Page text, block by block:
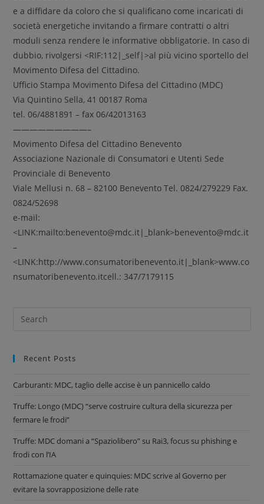
e a diffidare da coloro che si qualificano come incaricati di
società energetiche invitando a firmare contratti o altri
moduli senza rendere le informative obbligatorie. In caso di
dubbio, rivolgersi <RIF:112|_self|>al più vicino sportello del
Movimento Difesa del Cittadino.
Ufficio Stampa Movimento Difesa del Cittadino (MDC)
Via Quintino Sella, 41 00187 Roma
tel. 06/4881891 – fax 06/42013163
—————————–
Movimento Difesa del Cittadino Benevento
Associazione Nazionale di Consumatori e Utenti Sede
Provinciale di Benevento
Viale Mellusi n. 68 – 82100 Benevento Tel. 0824/279229 Fax.
0824/52698
e-mail:
<LINK:mailto:benevento@mdc.it|_blank>benevento@mdc.it
–
<LINK:http://www.consumatoribenevento.it|_blank>www.co
nsumatoribenevento.itcell.: 347/7179115
Recent Posts
Carburanti: MDC, taglio delle accise è un pannicello caldo
Truffe: Longo (MDC) “serve costruire cultura della sicurezza per
fermare le frodi”
Truffe: MDC domani a “Spaziolibero” su Rai3, focus su phishing e
frodi con l’IA
Rottamazione quater e quinquies: MDC scrive al Governo per
evitare la sovrapposizione delle rate